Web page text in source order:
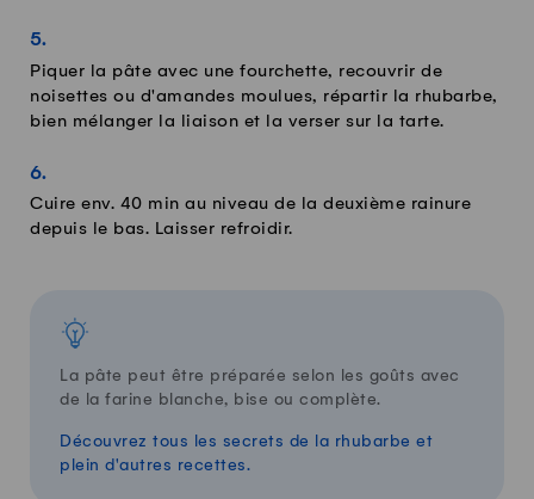
Piquer la pâte avec une fourchette, recouvrir de
noisettes ou d'amandes moulues, répartir la rhubarbe,
bien mélanger la liaison et la verser sur la tarte.
Cuire env. 40 min au niveau de la deuxième rainure
depuis le bas. Laisser refroidir.
La pâte peut être préparée selon les goûts avec
de la farine blanche, bise ou complète.
Découvrez tous les secrets de la rhubarbe et
plein d'autres recettes.